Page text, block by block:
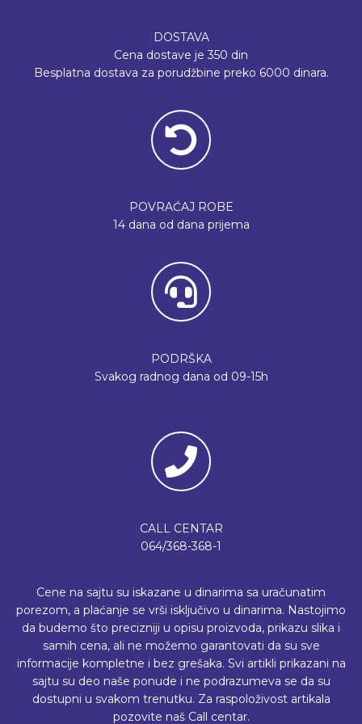
DOSTAVA
Cena dostave je 350 din
Besplatna dostava za porudžbine preko 6000 dinara.
POVRAĆAJ ROBE
14 dana od dana prijema
PODRŠKA
Svakog radnog dana od 09-15h
CALL CENTAR
064/368-368-1
Cene na sajtu su iskazane u dinarima sa uračunatim
porezom, a plaćanje se vrši isključivo u dinarima. Nastojimo
da budemo što precizniji u opisu proizvoda, prikazu slika i
samih cena, ali ne možemo garantovati da su sve
informacije kompletne i bez grešaka. Svi artikli prikazani na
sajtu su deo naše ponude i ne podrazumeva se da su
dostupni u svakom trenutku. Za raspoloživost artikala
pozovite naš Call centar.